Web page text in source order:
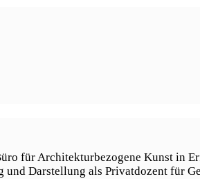
für Architekturbezogene Kunst in
Darstellung als Privatdozent für